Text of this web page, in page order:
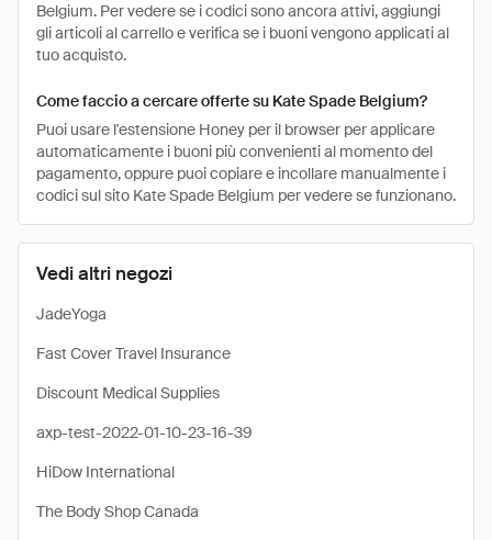
Vedi altri negozi
JadeYoga
Fast Cover Travel Insurance
Discount Medical Supplies
axp-test-2022-01-10-23-16-39
HiDow International
The Body Shop Canada
Belgium. Per vedere se i codici sono ancora attivi, aggiungi
gli articoli al carrello e verifica se i buoni vengono applicati al
tuo acquisto.
Come faccio a cercare offerte su Kate Spade Belgium?
Puoi usare l'estensione Honey per il browser per applicare
automaticamente i buoni più convenienti al momento del
pagamento, oppure puoi copiare e incollare manualmente i
codici sul sito Kate Spade Belgium per vedere se funzionano.